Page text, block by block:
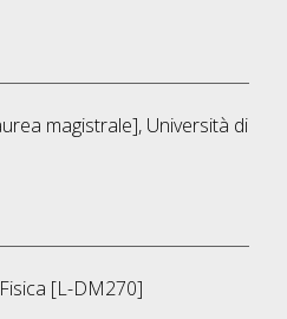
magistrale], Università di
Fisica [L-DM270]